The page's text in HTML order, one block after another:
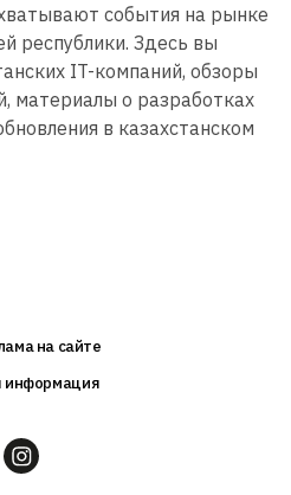
события на рынке
республики. Здесь вы
IT-компаний, обзоры
материалы о разработках
в казахстанском
на сайте
информация